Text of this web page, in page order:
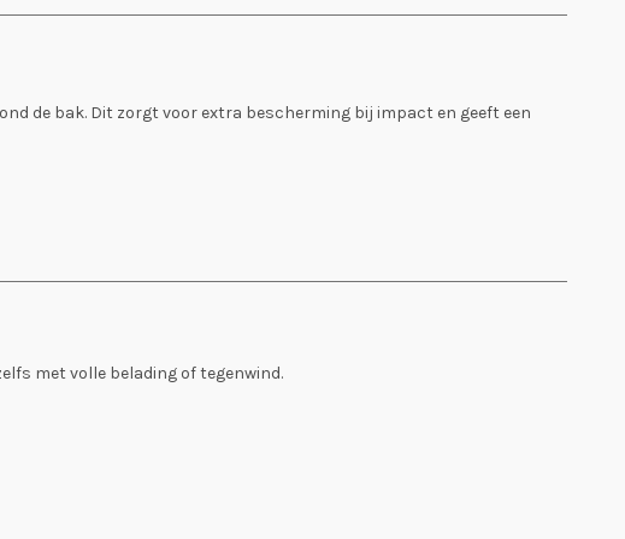
de bak. Dit zorgt voor extra bescherming bij impact en geeft een
met volle belading of tegenwind.